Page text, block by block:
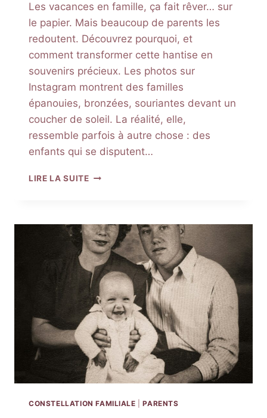
Les vacances en famille, ça fait rêver… sur
le papier. Mais beaucoup de parents les
redoutent. Découvrez pourquoi, et
comment transformer cette hantise en
souvenirs précieux. Les photos sur
Instagram montrent des familles
épanouies, bronzées, souriantes devant un
coucher de soleil. La réalité, elle,
ressemble parfois à autre chose : des
enfants qui se disputent…
LIRE LA SUITEVACANCES
POURQUOI
TANT
DE
PARENTS
LES
REDOUTENT
(ET
COMMENT
EN
FAIRE
UNE
VRAIE
RÉUSSITE)
CONSTELLATION FAMILIALE |PARENTS